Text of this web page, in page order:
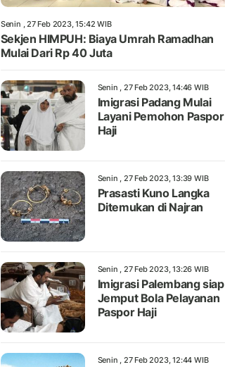
Senin , 27 Feb 2023, 15:42 WIB
Sekjen HIMPUH: Biaya Umrah Ramadhan
Mulai Dari Rp 40 Juta
Senin , 27 Feb 2023, 14:46 WIB
Imigrasi Padang Mulai
Layani Pemohon Paspor
Haji
Senin , 27 Feb 2023, 13:39 WIB
Prasasti Kuno Langka
Ditemukan di Najran
Senin , 27 Feb 2023, 13:26 WIB
Imigrasi Palembang siap
Jemput Bola Pelayanan
Paspor Haji
Senin , 27 Feb 2023, 12:44 WIB